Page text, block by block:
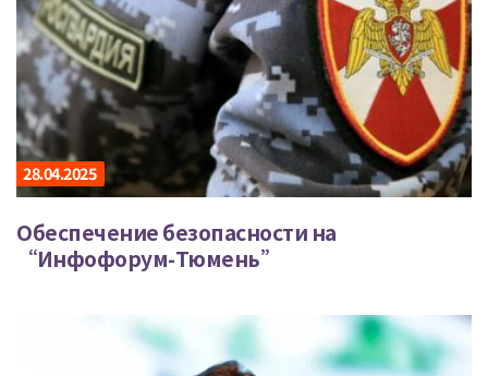
28.04.2025
Обеспечение безопасности на
“Инфофорум-Тюмень”